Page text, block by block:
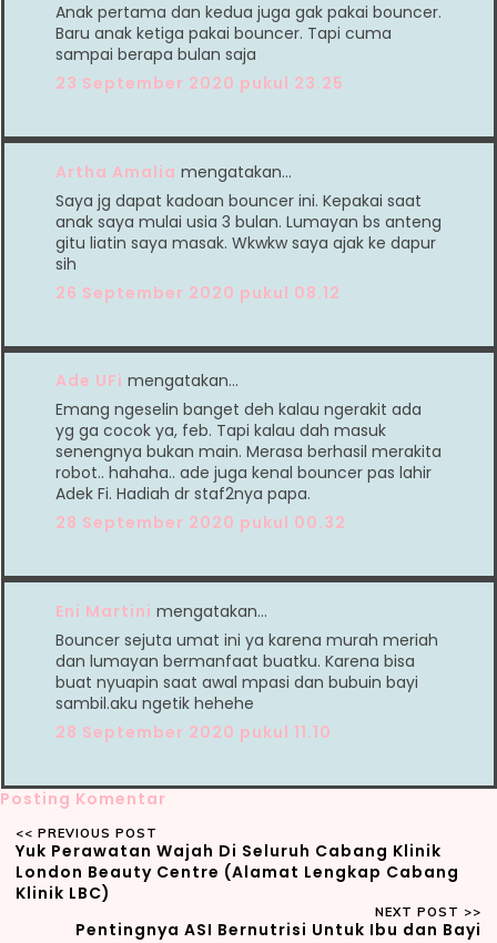
Anak pertama dan kedua juga gak pakai bouncer.
Baru anak ketiga pakai bouncer. Tapi cuma
sampai berapa bulan saja
23 September 2020 pukul 23.25
Artha Amalia mengatakan…
Saya jg dapat kadoan bouncer ini. Kepakai saat
anak saya mulai usia 3 bulan. Lumayan bs anteng
gitu liatin saya masak. Wkwkw saya ajak ke dapur
sih
26 September 2020 pukul 08.12
Ade UFi mengatakan…
Emang ngeselin banget deh kalau ngerakit ada
yg ga cocok ya, feb. Tapi kalau dah masuk
senengnya bukan main. Merasa berhasil merakita
robot.. hahaha.. ade juga kenal bouncer pas lahir
Adek Fi. Hadiah dr staf2nya papa.
28 September 2020 pukul 00.32
Eni Martini mengatakan…
Bouncer sejuta umat ini ya karena murah meriah
dan lumayan bermanfaat buatku. Karena bisa
buat nyuapin saat awal mpasi dan bubuin bayi
sambil.aku ngetik hehehe
28 September 2020 pukul 11.10
Posting Komentar
Yuk Perawatan Wajah Di Seluruh Cabang Klinik
London Beauty Centre (Alamat Lengkap Cabang
Klinik LBC)
Pentingnya ASI Bernutrisi Untuk Ibu dan Bayi